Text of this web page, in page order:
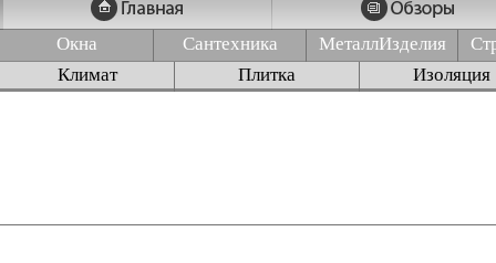
Окна Сантехника МеталлИзделия
Климат
Плитка Изоляция